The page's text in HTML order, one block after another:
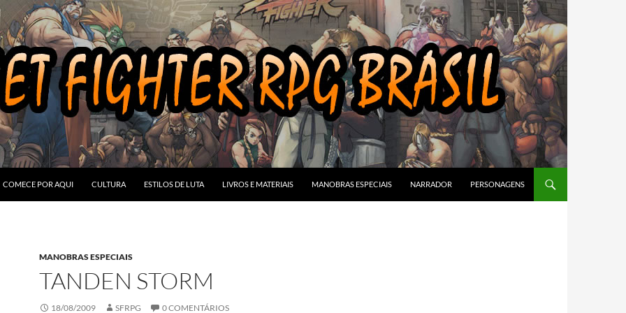
COMECE POR AQUI CULTURA ESTILOS DE LUTA LIVROS E MATERIAIS MANOBRAS ESPECIAIS NARRADOR PERSONAGENS
MANOBRAS ESPECIAIS
TANDEN STORM
18/08/2009 SFRPG 0 COMENTÁRIOS